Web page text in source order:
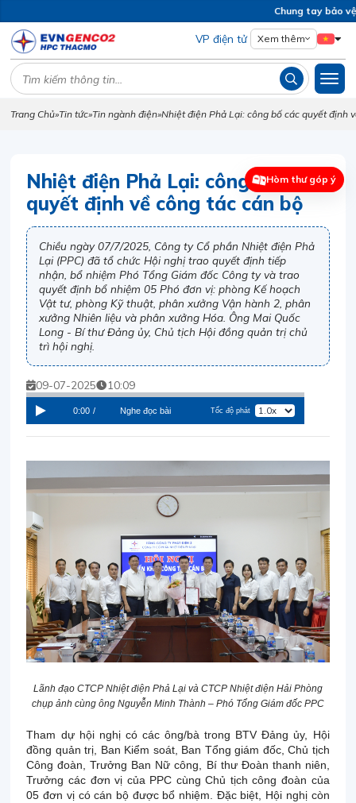
Chung tay bảo vệ
VP điện tử Xem thêm
Trang Chủ»Tin tức»Tin ngành điện»Nhiệt điện Phả Lại: công bố các quyết định
Nhiệt điện Phả Lại: công bố các
quyết định về công tác cán bộ
Chiều ngày 07/7/2025, Công ty Cổ phần Nhiệt điện Phả
Lại (PPC) đã tổ chức Hội nghị trao quyết định tiếp
nhận, bổ nhiệm Phó Tổng Giám đốc Công ty và trao
quyết định bổ nhiệm 05 Phó đơn vị: phòng Kế hoạch
Vật tư, phòng Kỹ thuật, phân xưởng Vận hành 2, phân
xưởng Nhiên liệu và phân xưởng Hóa. Ông Mai Quốc
Long - Bí thư Đảng ủy, Chủ tịch Hội đồng quản trị chủ
trì hội nghị.
09-07-2025 10:09
0:00 / Nghe đọc bài Tốc độ phát
Lãnh đạo CTCP Nhiệt điện Phả Lại và CTCP Nhiệt điện Hải Phòng
chụp ảnh cùng ông Nguyễn Minh Thành – Phó Tổng Giám đốc PPC
Tham dự hội nghị có các ông/bà trong BTV Đảng ủy, Hội
đồng quản trị, Ban Kiểm soát, Ban Tổng giám đốc, Chủ tịch
Công đoàn, Trưởng Ban Nữ công, Bí thư Đoàn thanh niên,
Trưởng các đơn vị của PPC cùng Chủ tịch công đoàn của
05 đơn vị có cán bộ được bổ nhiệm. Đặc biệt, Hội nghị còn
Hòm thư góp ý